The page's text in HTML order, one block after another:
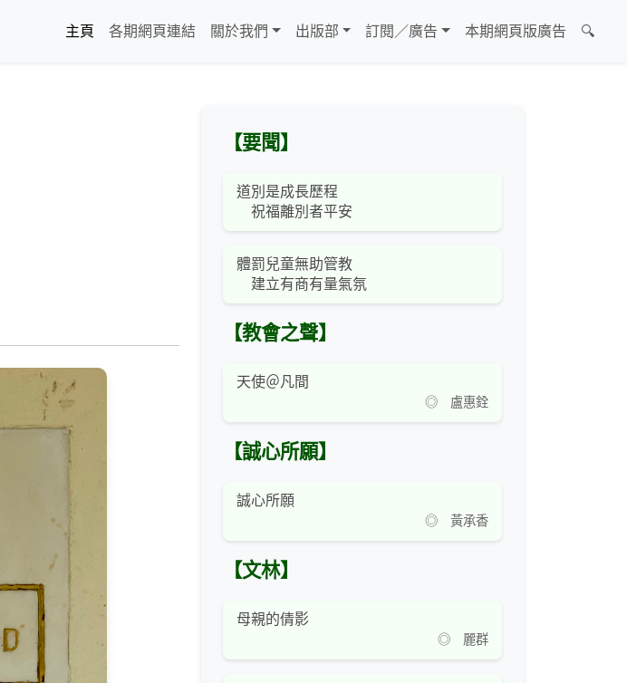
主頁
各期網頁連結 關於我們 出版部 訂閱／廣告 本期網頁版廣告 🔍
【要聞】
道別是成長歷程
祝福離別者平安
體罰兒童無助管教
建立有商有量氣氛
【教會之聲】
天使＠凡間
◎ 盧惠銓
【誠心所願】
誠心所願
◎ 黃承香
【文林】
母親的倩影
◎ 麗群